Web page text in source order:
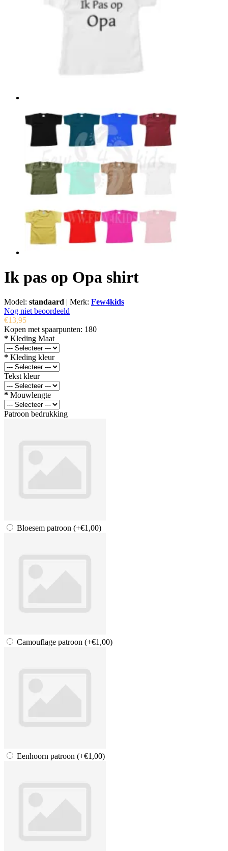
Ik pas op Opa shirt
Model: standaard | Merk: Few4kids
Nog niet beoordeeld
€13,95
Kopen met spaarpunten: 180
* Kleding Maat
* Kleding kleur
Tekst kleur
* Mouwlengte
Patroon bedrukking
Bloesem patroon (+€1,00)
Camouflage patroon (+€1,00)
Eenhoorn patroon (+€1,00)